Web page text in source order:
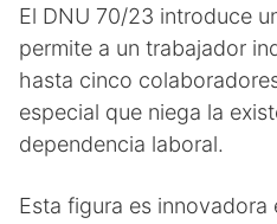
El DNU 70/23 introduce
permite a un trabajador
hasta cinco
especial que niega la
dependencia laboral.
Esta figura es innovadora